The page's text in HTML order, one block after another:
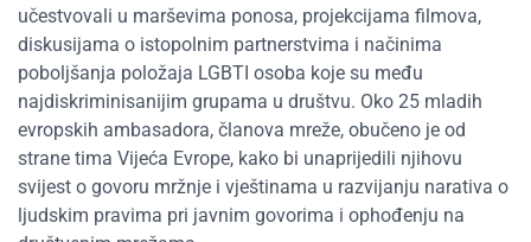
učestvovali u marševima ponosa, projekcijama filmova,
diskusijama o istopolnim partnerstvima i načinima
poboljšanja položaja LGBTI osoba koje su među
najdiskriminisanijim grupama u društvu. Oko 25 mladih
evropskih ambasadora, članova mreže, obučeno je od
strane tima Vijeća Evrope, kako bi unaprijedili njihovu
svijest o govoru mržnje i vještinama u razvijanju narativa o
ljudskim pravima pri javnim govorima i ophođenju na